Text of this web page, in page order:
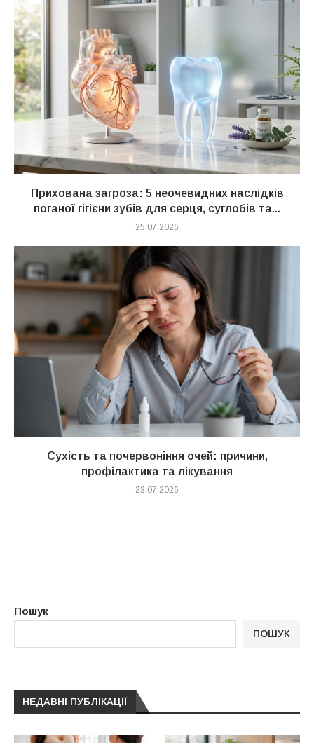
Прихована загроза: 5 неочевидних наслідків
поганої гігієни зубів для серця, суглобів та...
25.07.2026
Сухість та почервоніння очей: причини,
профілактика та лікування
23.07.2026
Пошук
ПОШУК
НЕДАВНІ ПУБЛІКАЦІЇ